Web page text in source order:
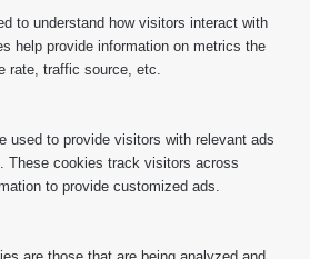
to understand how visitors interact with
help provide information on metrics the
rate, traffic source, etc.
used to provide visitors with relevant ads
These cookies track visitors across
to provide customized ads.